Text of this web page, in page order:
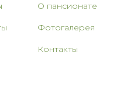
О пансионате
Фотогалерея
Контакты